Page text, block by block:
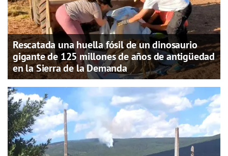
Rescatada una huella fósil de un dinosaurio
gigante de 125 millones de años de antigüedad
en la Sierra de la Demanda